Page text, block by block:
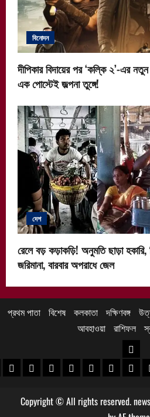
বিনোদন
দীপিকার বিদায়ের পর ‘কল্কি ২’-এর
এক পোস্টেই জল্পনা তুঙ্গে!
দেশ
রেলে বড় কড়াকড়ি! অনুমতি ছাড়া হকারি,
জরিমানা, বারবার অপরাধে জেল
প্রথম পাতা বিশেষ কলকাতা দক্ষিণবঙ্গ
আবহাওয়া
রাশিফল
খবর
খবর
পুরুলিয়া খবর
বাঁকুড়া খবরপশ্চিম বর্ধমান খবর
পূর্ব বর্ধমান খবর
বীরভূম খবরমুর্শিদাবাদ
Copyright © All rights reserved.